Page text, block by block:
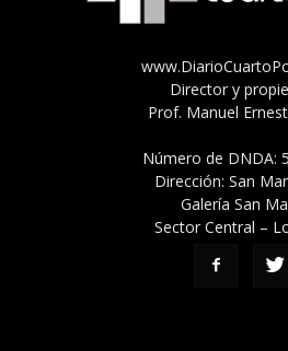
Director y
Prof. Manuel
Número de DNDA:
Dirección: San
Galería San
Sector Central –